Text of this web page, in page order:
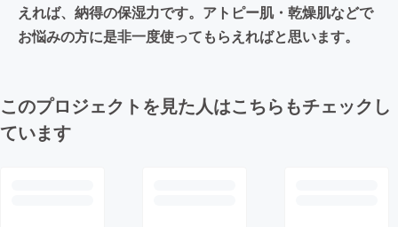
えれば、納得の保湿力です。アトピー肌・乾燥肌などで
お悩みの方に是非一度使ってもらえればと思います。
このプロジェクトを見た人はこちらもチェックし
ています